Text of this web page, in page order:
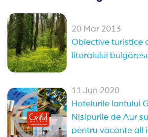
Hoteluri family club Bulgaria
Oferte Rusalii Bulgaria
All Inclusive Bulgaria
Ultra All Inclusive Bulgaria
Alte statiuni in Bulgaria
Sozopol Duni Pomorie
20 Mar 2013
Obiective turistice
litoralului
11 Jun 2020
Hotelurile lantului
Nisipurile de Aur
pentru vacante all